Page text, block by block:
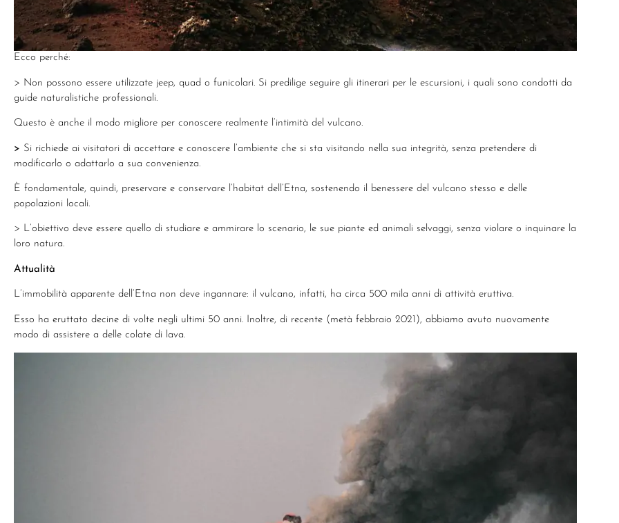
Ecco perché:
> Non possono essere utilizzate jeep, quad o funicolari. Si predilige seguire gli itinerari per le escursioni, i quali sono condotti da
guide naturalistiche professionali.
Questo è anche il modo migliore per conoscere realmente l’intimità del vulcano.
> Si richiede ai visitatori di accettare e conoscere l’ambiente che si sta visitando nella sua integrità, senza pretendere di
modificarlo o adattarlo a sua convenienza.
È fondamentale, quindi, preservare e conservare l’habitat dell’Etna, sostenendo il benessere del vulcano stesso e delle
popolazioni locali.
> L’obiettivo deve essere quello di studiare e ammirare lo scenario, le sue piante ed animali selvaggi, senza violare o inquinare la
loro natura.
Attualità
L’immobilità apparente dell’Etna non deve ingannare: il vulcano, infatti, ha circa 500 mila anni di attività eruttiva.
Esso ha eruttato decine di volte negli ultimi 50 anni. Inoltre, di recente (metà febbraio 2021), abbiamo avuto nuovamente
modo di assistere a delle colate di lava.